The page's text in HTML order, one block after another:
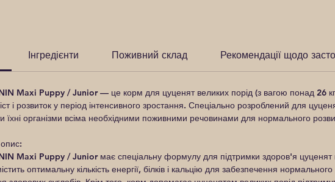
Інгредієнти Поживний склад Рекомендації щодо
Maxi Puppy / Junior— це корм для цуценят великих порід (з вагою понад 26
і розвиток у період інтенсивного зростання. Спеціально розроблений для
їхні організми всіма необхідними поживними речовинами для нормального
Maxi Puppy / Juniorмає спеціальну формулу для підтримки здоров'я цуценят
оптимальну кількість енергії, білків і кальцію для забезпечення